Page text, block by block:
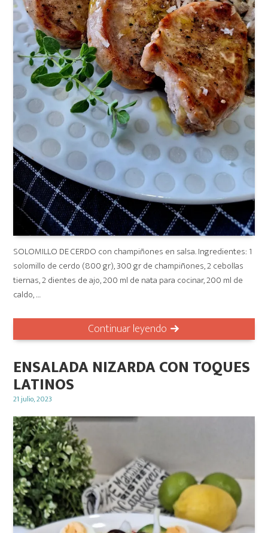
SOLOMILLO DE CERDO con champiñones en salsa. Ingredientes: 1
solomillo de cerdo (800 gr), 300 gr de champiñones, 2 cebollas
tiernas, 2 dientes de ajo, 200 ml de nata para cocinar, 200 ml de
caldo, …
Continuar leyendo
ENSALADA NIZARDA CON TOQUES
LATINOS
Posted
21 julio, 2023